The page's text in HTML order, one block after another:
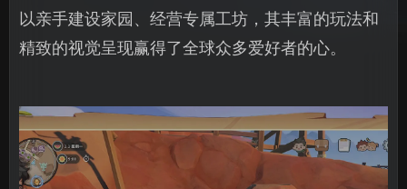
以亲手建设家园、经营专属工坊，其丰富的玩法和
精致的视觉呈现赢得了全球众多爱好者的心。